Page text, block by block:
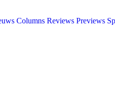
Columns Reviews Previews